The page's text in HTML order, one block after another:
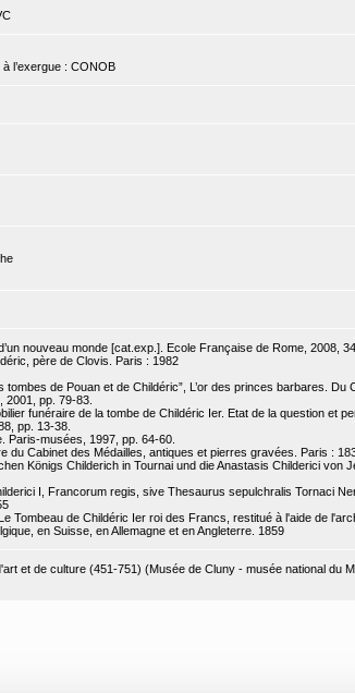
l’exergue : CONOB
nouveau monde [cat.exp.]. Ecole Française de Rome, 2008,
père de Clovis. Paris : 1982
tombes de Pouan et de Childéric”, L’or des princes barbares. Du
2001, pp. 79-83.
funéraire de la tombe de Childéric Ier. Etat de la question et
pp. 13-38.
Paris-musées, 1997, pp. 64-60.
du Cabinet des Médailles, antiques et pierres gravées. Paris :
Königs Childerich in Tournai und die Anastasis Childerici von
I, Francorum regis, sive Thesaurus sepulchralis Tornaci
Tombeau de Childéric Ier roi des Francs, restitué à l'aide de
en Suisse, en Allemagne et en Angleterre. 1859
et de culture (451-751) (Musée de Cluny - musée national du